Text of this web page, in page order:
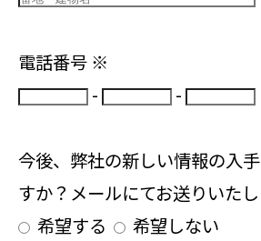
電話番号 ※
-
-
今後、弊社の新しい情報の入
すか？メールにてお送りいたし
希望する
希望しない